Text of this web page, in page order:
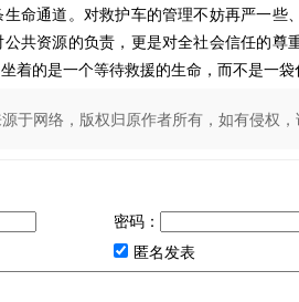
命通道。对救护车的管理不妨再严一些
共资源的负责，更是对全社会信任的尊
的是一个等待救援的生命，而不是一袋
于网络，版权归原作者所有，如有侵权，
密码：
匿名发表